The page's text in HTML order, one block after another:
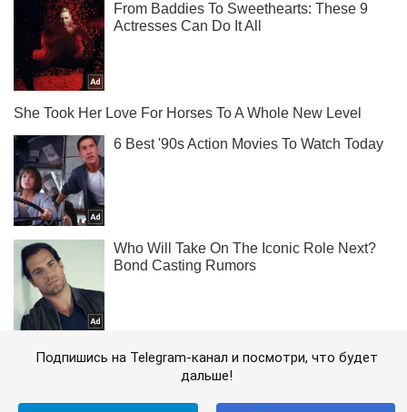
Подпишись на Telegram-канал и посмотри, что будет
дальше!